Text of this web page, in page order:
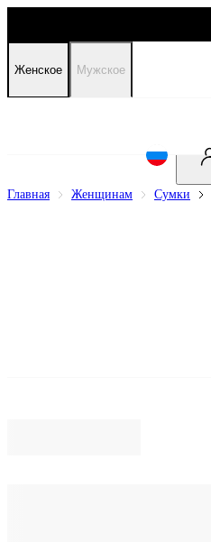
Женское Мужское
Главная Женщинам Сумки